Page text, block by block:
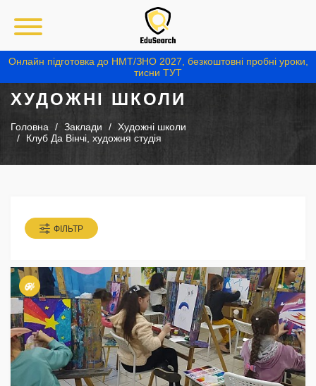
Онлайн підготовка до НМТ/ЗНО 2027, безкоштовні пробні уроки,
тисни ТУТ
ХУДОЖНІ ШКОЛИ
Головна Заклади
Художні школи
Клуб Да Вінчі, художня студія
ФІЛЬТР